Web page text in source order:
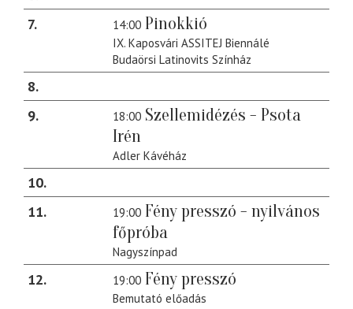
7
14:00 Pinokkió
IX. Kaposvári ASSITEJ Biennálé
Budaörsi Latinovits Színház
8
9
18:00 Szellemidézés - Psota
Irén
Adler Kávéház
10
11
19:00 Fény presszó - nyilvános
főpróba
Nagyszínpad
12 19:00 Fény presszó
Bemutató előadás